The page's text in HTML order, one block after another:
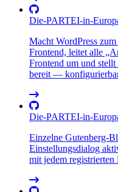
Die-PARTEI-in-
Macht WordPress
Frontend, leitet alle
Frontend um und
bereit —
Die-PARTEI-in-
Einzelne Gutenberg-
Einstellungsdialog
mit jedem registrierten